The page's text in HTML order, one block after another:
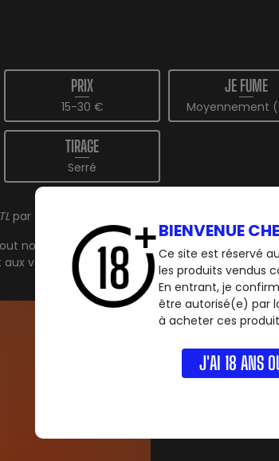
BIENVENUE
Ce site est réservé
les produits vendus
En entrant, je
être autorisé(e) par
à acheter ces
J'AI 18 ANS
PRIX
15-30 €
JE FUME
Moyennement
TIRAGE
Serré
par
nouveau Pod façon "pen-style". Sobre et
vapoteurs débutants. Sa taille et son